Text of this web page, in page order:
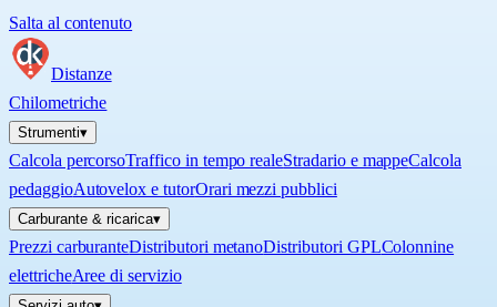
Salta al contenuto
Distanze
Chilometriche
Strumenti▾
Calcola percorsoTraffico in tempo realeStradario e mappeCalcola
pedaggioAutovelox e tutorOrari mezzi pubblici
Carburante & ricarica▾
Prezzi carburanteDistributori metanoDistributori GPLColonnine
elettricheAree di servizio